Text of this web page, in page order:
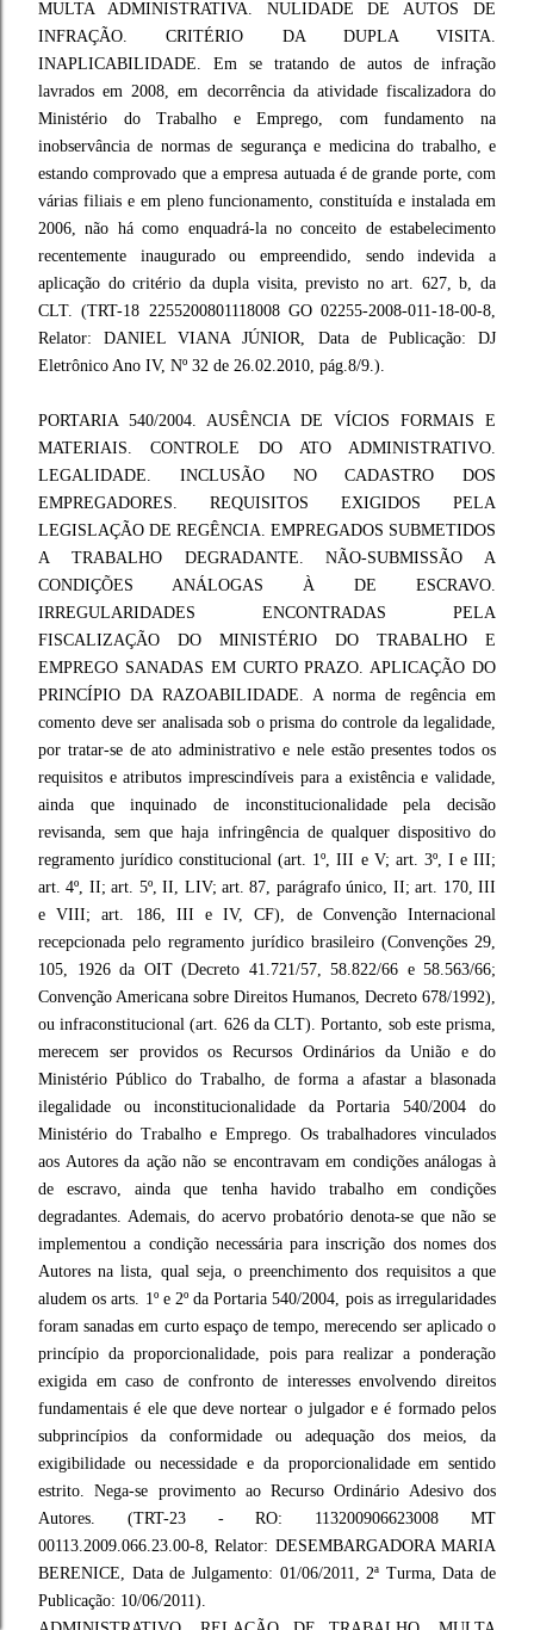
MULTA ADMINISTRATIVA. NULIDADE DE AUTOS DE
INFRAÇÃO. CRITÉRIO DA DUPLA VISITA.
INAPLICABILIDADE. Em se tratando de autos de infração
lavrados em 2008, em decorrência da atividade fiscalizadora do
Ministério do Trabalho e Emprego, com fundamento na
inobservância de normas de segurança e medicina do trabalho, e
estando comprovado que a empresa autuada é de grande porte, com
várias filiais e em pleno funcionamento, constituída e instalada em
2006, não há como enquadrá-la no conceito de estabelecimento
recentemente inaugurado ou empreendido, sendo indevida a
aplicação do critério da dupla visita, previsto no art. 627, b, da
CLT. (TRT-18 2255200801118008 GO 02255-2008-011-18-00-8,
Relator: DANIEL VIANA JÚNIOR, Data de Publicação: DJ
Eletrônico Ano IV, Nº 32 de 26.02.2010, pág.8/9.).
PORTARIA 540/2004. AUSÊNCIA DE VÍCIOS FORMAIS E
MATERIAIS. CONTROLE DO ATO ADMINISTRATIVO.
LEGALIDADE. INCLUSÃO NO CADASTRO DOS
EMPREGADORES. REQUISITOS EXIGIDOS PELA
LEGISLAÇÃO DE REGÊNCIA. EMPREGADOS SUBMETIDOS
A TRABALHO DEGRADANTE. NÃO-SUBMISSÃO A
CONDIÇÕES ANÁLOGAS À DE ESCRAVO.
IRREGULARIDADES ENCONTRADAS PELA
FISCALIZAÇÃO DO MINISTÉRIO DO TRABALHO E
EMPREGO SANADAS EM CURTO PRAZO. APLICAÇÃO DO
PRINCÍPIO DA RAZOABILIDADE. A norma de regência em
comento deve ser analisada sob o prisma do controle da legalidade,
por tratar-se de ato administrativo e nele estão presentes todos os
requisitos e atributos imprescindíveis para a existência e validade,
ainda que inquinado de inconstitucionalidade pela decisão
revisanda, sem que haja infringência de qualquer dispositivo do
regramento jurídico constitucional (art. 1º, III e V; art. 3º, I e III;
art. 4º, II; art. 5º, II, LIV; art. 87, parágrafo único, II; art. 170, III
e VIII; art. 186, III e IV, CF), de Convenção Internacional
recepcionada pelo regramento jurídico brasileiro (Convenções 29,
105, 1926 da OIT (Decreto 41.721/57, 58.822/66 e 58.563/66;
Convenção Americana sobre Direitos Humanos, Decreto 678/1992),
ou infraconstitucional (art. 626 da CLT). Portanto, sob este prisma,
merecem ser providos os Recursos Ordinários da União e do
Ministério Público do Trabalho, de forma a afastar a blasonada
ilegalidade ou inconstitucionalidade da Portaria 540/2004 do
Ministério do Trabalho e Emprego. Os trabalhadores vinculados
aos Autores da ação não se encontravam em condições análogas à
de escravo, ainda que tenha havido trabalho em condições
degradantes. Ademais, do acervo probatório denota-se que não se
implementou a condição necessária para inscrição dos nomes dos
Autores na lista, qual seja, o preenchimento dos requisitos a que
aludem os arts. 1º e 2º da Portaria 540/2004, pois as irregularidades
foram sanadas em curto espaço de tempo, merecendo ser aplicado o
princípio da proporcionalidade, pois para realizar a ponderação
exigida em caso de confronto de interesses envolvendo direitos
fundamentais é ele que deve nortear o julgador e é formado pelos
subprincípios da conformidade ou adequação dos meios, da
exigibilidade ou necessidade e da proporcionalidade em sentido
estrito. Nega-se provimento ao Recurso Ordinário Adesivo dos
Autores. (TRT-23 - RO: 113200906623008 MT
00113.2009.066.23.00-8, Relator: DESEMBARGADORA MARIA
BERENICE, Data de Julgamento: 01/06/2011, 2ª Turma, Data de
Publicação: 10/06/2011).